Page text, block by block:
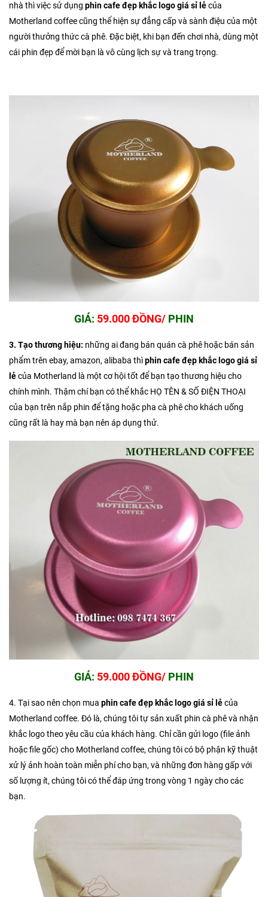
nhà thì việc sử dụng phin cafe đẹp khắc logo giá sỉ lẻcủa
Motherland coffee cũng thể hiện sự đẳng cấp và sành điệu của một
người thưởng thức cà phê. Đặc biệt, khi bạn đến chơi nhà, dùng một
cái phin đẹp để mời bạn là vô cùng lịch sự và trang trọng.
GIÁ: 59.000 ĐỒNG/ PHIN
3. Tạo thương hiệu: những ai đang bán quán cà phê hoặc bán sản
phẩm trên ebay, amazon, alibaba thìphin cafe đẹp khắc logo giá sỉ
lẻcủa Motherland là một cơ hội tốt để bạn tạo thương hiệu cho
chính mình. Thậm chí bạn có thể khắc HỌ TÊN & SỐ ĐIỆN THOẠI
của bạn trên nắp phin để tặng hoặc pha cà phê cho khách uống
cũng rất là hay mà bạn nên áp dụng thử.
GIÁ: 59.000 ĐỒNG/ PHIN
4. Tại sao nên chọn mua phin cafe đẹp khắc logo giá sỉ lẻcủa
Motherland coffee. Đó là, chúng tôi tự sản xuất phin cà phê và nhận
khắc logo theo yêu cầu của khách hàng. Chỉ cần gửi logo (file ảnh
hoặc file gốc) cho Motherland coffee, chúng tôi có bộ phận kỹ thuật
xử lý ảnh hoàn toàn miễn phí cho bạn, và những đơn hàng gấp với
số lượng ít, chúng tôi có thể đáp ứng trong vòng 1 ngày cho các
bạn.